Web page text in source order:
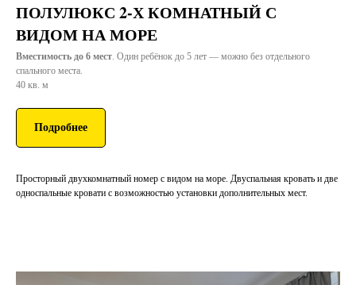
ПОЛУЛЮКС 2-Х КОМНАТНЫЙ С
ВИДОМ НА МОРЕ
Вместимость до 6 мест. Один ребёнок до 5 лет — можно без отдельного
спального места.
40 кв. м
Подробнее
Просторный двухкомнатный номер с видом на море. Двуспальная кровать и две
односпальные кровати с возможностью установки дополнительных мест.